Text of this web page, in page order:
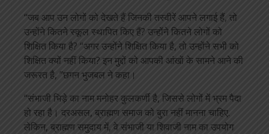
“जब आप उन लोगों को देखते हैं जिनकी तस्वीरें आपने लगाई हैं, तो
उन्होंने कितने स्कूल स्थापित किए हैं? उन्होंने कितने लोगों को
शिक्षित किया है? “अगर उन्होंने शिक्षित किया है, तो उन्होंने सभी को
शिक्षित क्यों नहीं किया? इन मुद्दों को आपकी आंखों के सामने आने की
जरूरत है, ”छगन भुजबल ने कहा।
“संभाजी भिड़े का नाम मनोहर कुलकर्णी है, जिससे लोगों में भ्रम पैदा
हो रहा है। दरअसल, ब्राह्मण समाज को बुरा नहीं मानना चाहिए.
लेकिन, ब्राह्मण समुदाय में, वे संभाजी या शिवाजी नाम का उपयोग